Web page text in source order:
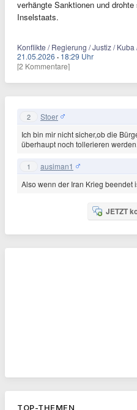
verhängte Sanktionen und
Inselstaats.
Konflikte / Regierung / Justiz /
21.05.2026 · 18:29 Uhr
[2 Kommentare]
2 Stoer
Ich bin mir nicht sicher,ob die
überhaupt noch tollerieren
1 ausiman1
Also wenn der Iran Krieg beendet
JETZT
TOP-THEMEN